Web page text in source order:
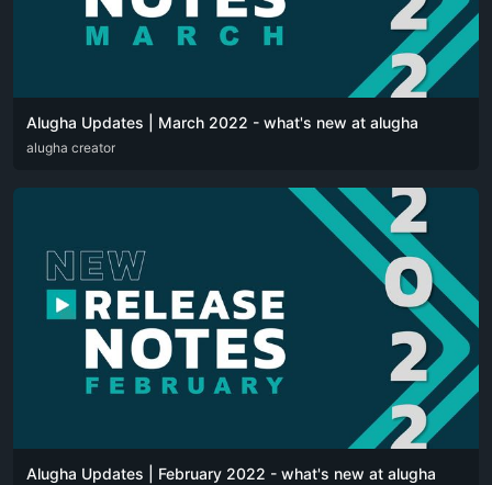
Alugha Updates | March 2022 - what's new at alugha
DEU ENG
alugha creator
Alugha Updates | February 2022 - what's new at alugha